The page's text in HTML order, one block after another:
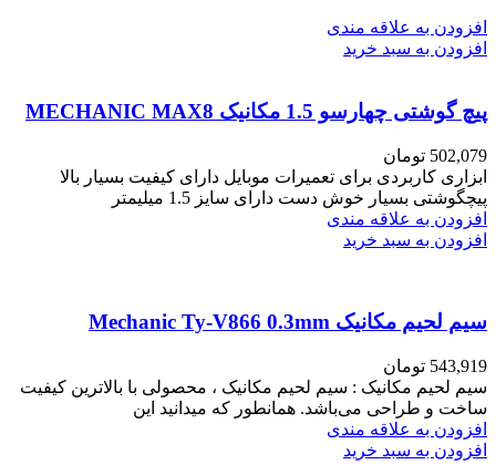
افزودن به علاقه مندی
افزودن به سبد خرید
پیچ گوشتی چهارسو 1.5 مکانیک MECHANIC MAX8
502,079 تومان
ابزاری کاربردی برای تعمیرات موبایل دارای کیفیت بسیار بالا
پیچگوشتی بسیار خوش دست دارای سایز 1.5 میلیمتر
افزودن به علاقه مندی
افزودن به سبد خرید
سیم لحیم مکانیک Mechanic Ty-V866 0.3mm
543,919 تومان
سیم لحیم مکانیک : سیم لحیم مکانیک ، محصولی با بالاترین کیفیت
ساخت و طراحی می‌باشد. همانطور که میدانید این
افزودن به علاقه مندی
افزودن به سبد خرید